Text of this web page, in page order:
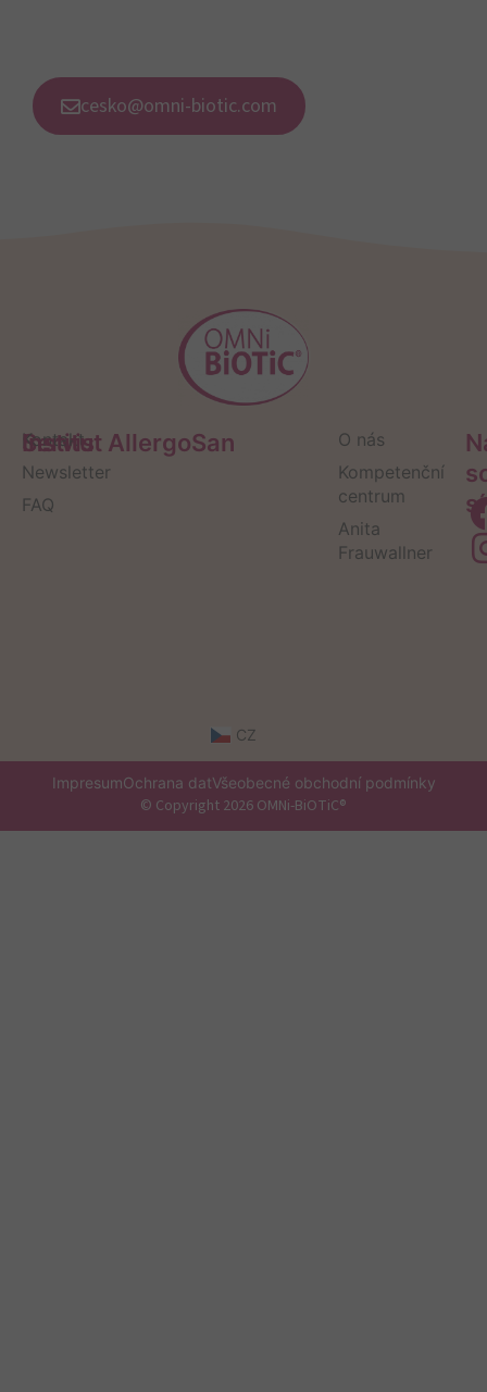
cesko@omni-biotic.com
Servis
Kontakt
Newsletter
FAQ
Institut AllergoSan
O nás
Kompetenční
centrum
Anita
Frauwallner
CZ
ImpresumOchrana datVšeobecné obchodní podmínky
© Copyright 2026 OMNi-BiOTiC®